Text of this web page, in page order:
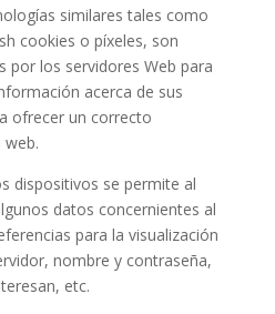
similares tales como
cookies o píxeles, son
por los servidores Web para
acerca de sus
ofrecer un correcto
dispositivos se permite al
datos concernientes al
para la visualización
nombre y contraseña,
etc.